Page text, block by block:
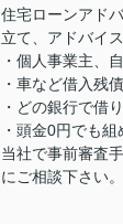
住宅ローンアド
立て、アドバイ
・個人事業主、
・車など借入残
・どの銀行で借
・頭金0円でも
当社で事前審査
にご相談下さい。